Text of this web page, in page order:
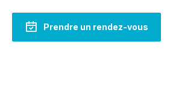
Prendre un rendez-vous